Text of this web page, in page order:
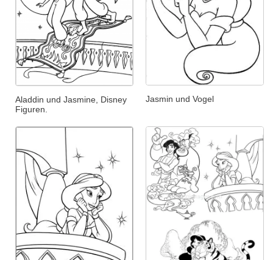
Aladdin und Jasmine, Disney
Figuren.
Jasmin und Vogel